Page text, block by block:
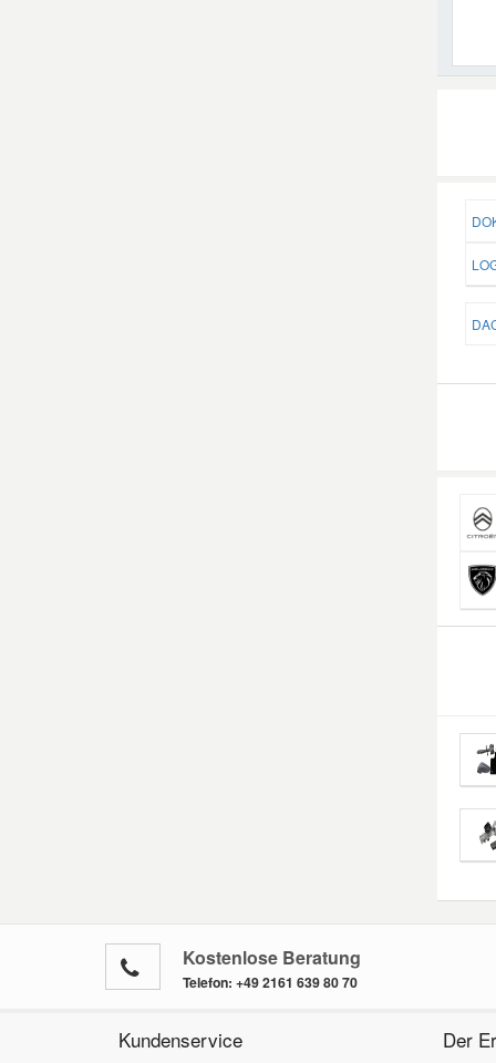
Kostenlose Beratung
Telefon: +49 2161 639 80 70
Kundenservice Der